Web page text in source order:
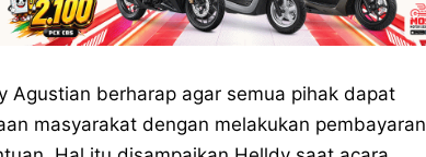
Agustian berharap agar semua pihak dapat
masyarakat dengan melakukan pembayaran